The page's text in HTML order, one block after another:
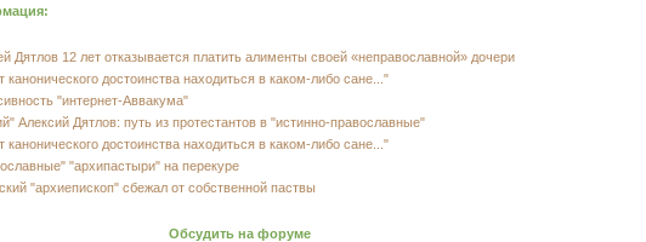
Дятлов 12 лет отказывается платить алименты своей «неправославной» дочери
достоинства находиться в каком-либо сане..."
"интернет-Аввакума"
Алексий Дятлов: путь из протестантов в "истинно-православные"
достоинства находиться в каком-либо сане..."
"архипастыри" на перекуре
"архиепископ" сбежал от собственной паствы
Обсудить на форуме